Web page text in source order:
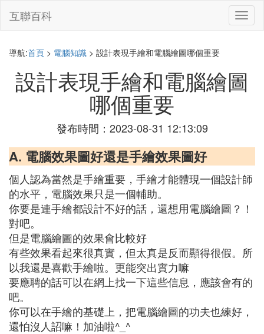
切
換
互聯百科
導航:首頁 > 電腦知識 > 設計表現手繪和電腦繪圖哪個重要
設計表現手繪和電腦繪圖
哪個重要
發布時間：2023-08-31 12:13:09
A. 電腦效果圖好還是手繪效果圖好
個人認為當然是手繪重要，手繪才能體現一個設計師
的水平，電腦效果只是一個輔助。
你要是連手繪都設計不好的話，還想用電腦繪圖？！
對吧。
但是電腦繪圖的效果會比較好
有些效果看起來很真實，但太真是反而顯得很假。所
以我還是喜歡手繪啦。更能突出實力嘛
要應聘的話可以在網上找一下這些信息，應該會有的
吧。
你可以在手繪的基礎上，把電腦繪圖的功夫也練好，
還怕沒人詔嘛！加油啦^_^